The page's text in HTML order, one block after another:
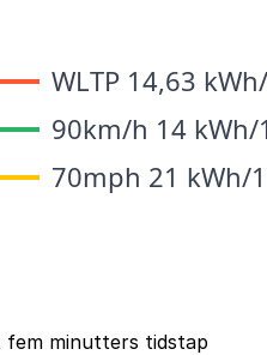
minutters tidstap